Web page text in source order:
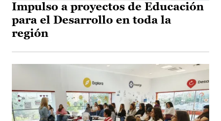
Impulso a proyectos de Educación
para el Desarrollo en toda la
región